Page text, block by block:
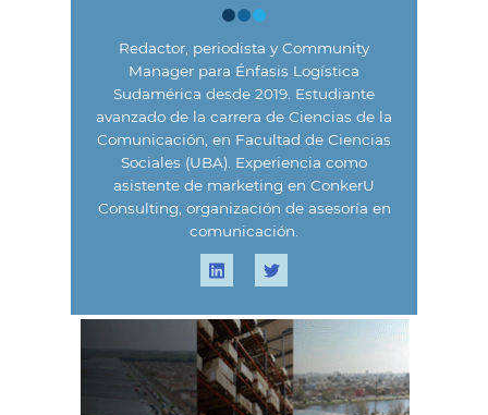
Redactor, periodista y Community
Manager para Énfasis Logística
Sudamérica desde 2019. Estudiante
avanzado de la carrera de Ciencias de la
Comunicación, en Facultad de Ciencias
Sociales (UBA). Experiencia como
asistente de marketing en ConkerU
Consulting, organización de asesoría en
comunicación.